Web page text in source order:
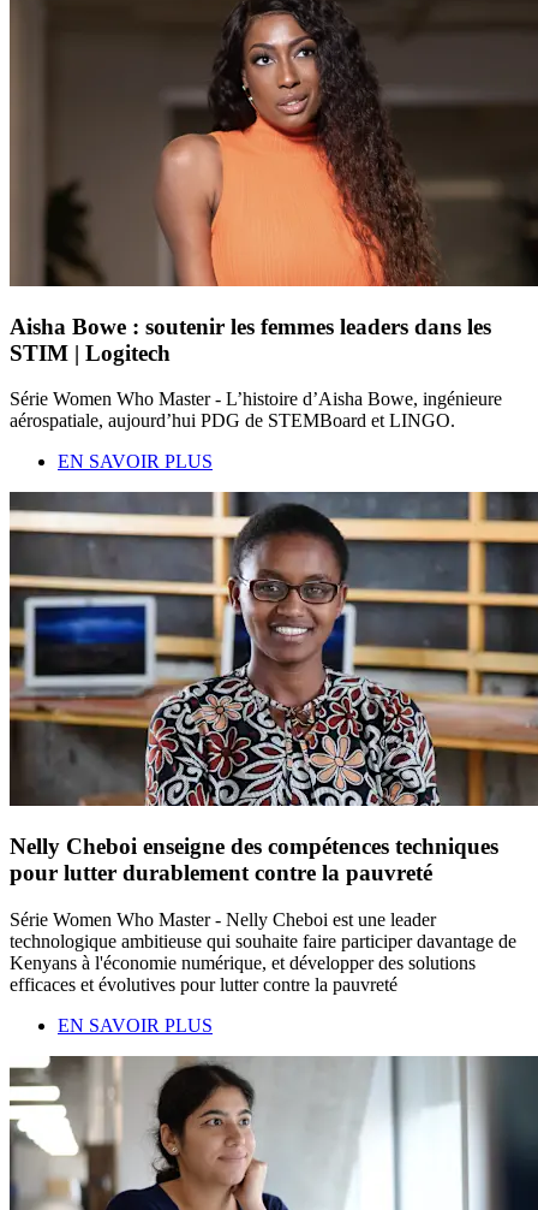
Aisha Bowe : soutenir les femmes leaders dans les
STIM | Logitech
Série Women Who Master - L’histoire d’Aisha Bowe, ingénieure
aérospatiale, aujourd’hui PDG de STEMBoard et LINGO.
EN SAVOIR PLUS
Nelly Cheboi enseigne des compétences techniques
pour lutter durablement contre la pauvreté
Série Women Who Master - Nelly Cheboi est une leader
technologique ambitieuse qui souhaite faire participer davantage de
Kenyans à l'économie numérique, et développer des solutions
efficaces et évolutives pour lutter contre la pauvreté
EN SAVOIR PLUS